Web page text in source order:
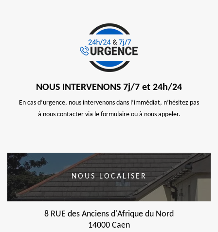
NOUS INTERVENONS 7j/7 et 24h/24
En cas d’urgence, nous intervenons dans l’immédiat, n’hésitez pas
à nous contacter via le formulaire ou à nous appeler.
NOUS LOCALISER
8 RUE des Anciens d'Afrique du Nord
14000 Caen